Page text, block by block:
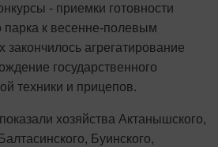
- приемки готовности
парка к весенне-полевым
закончилось агрегатирование
государственного
техники и прицепов.
хозяйства Актанышского,
Буинского,